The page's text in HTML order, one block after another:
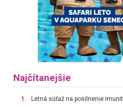
Najčítanejšie
1. Letná súťaž na posilnenie